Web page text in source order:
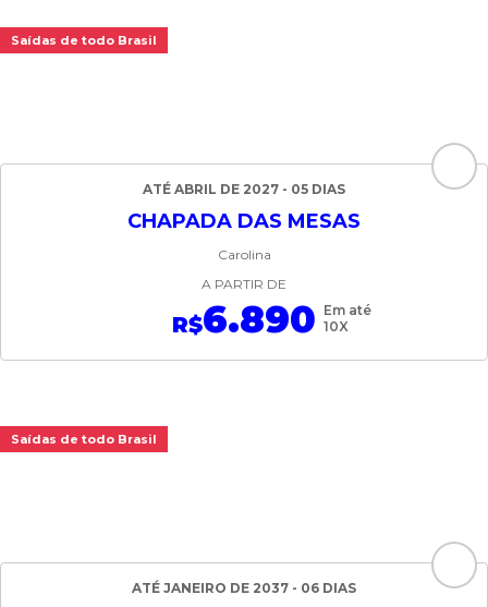
Saídas de todo Brasil
ATÉ ABRIL DE 2027 - 05 DIAS
CHAPADA DAS MESAS
Carolina
A PARTIR DE
R$6.890 Em até
10X
Saídas de todo Brasil
ATÉ JANEIRO DE 2037 - 06 DIAS